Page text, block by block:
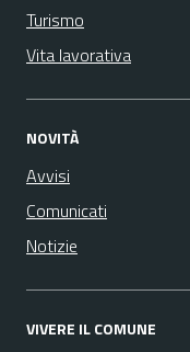
Turismo
Vita lavorativa
NOVITÀ
Avvisi
Comunicati
Notizie
VIVERE IL COMUNE